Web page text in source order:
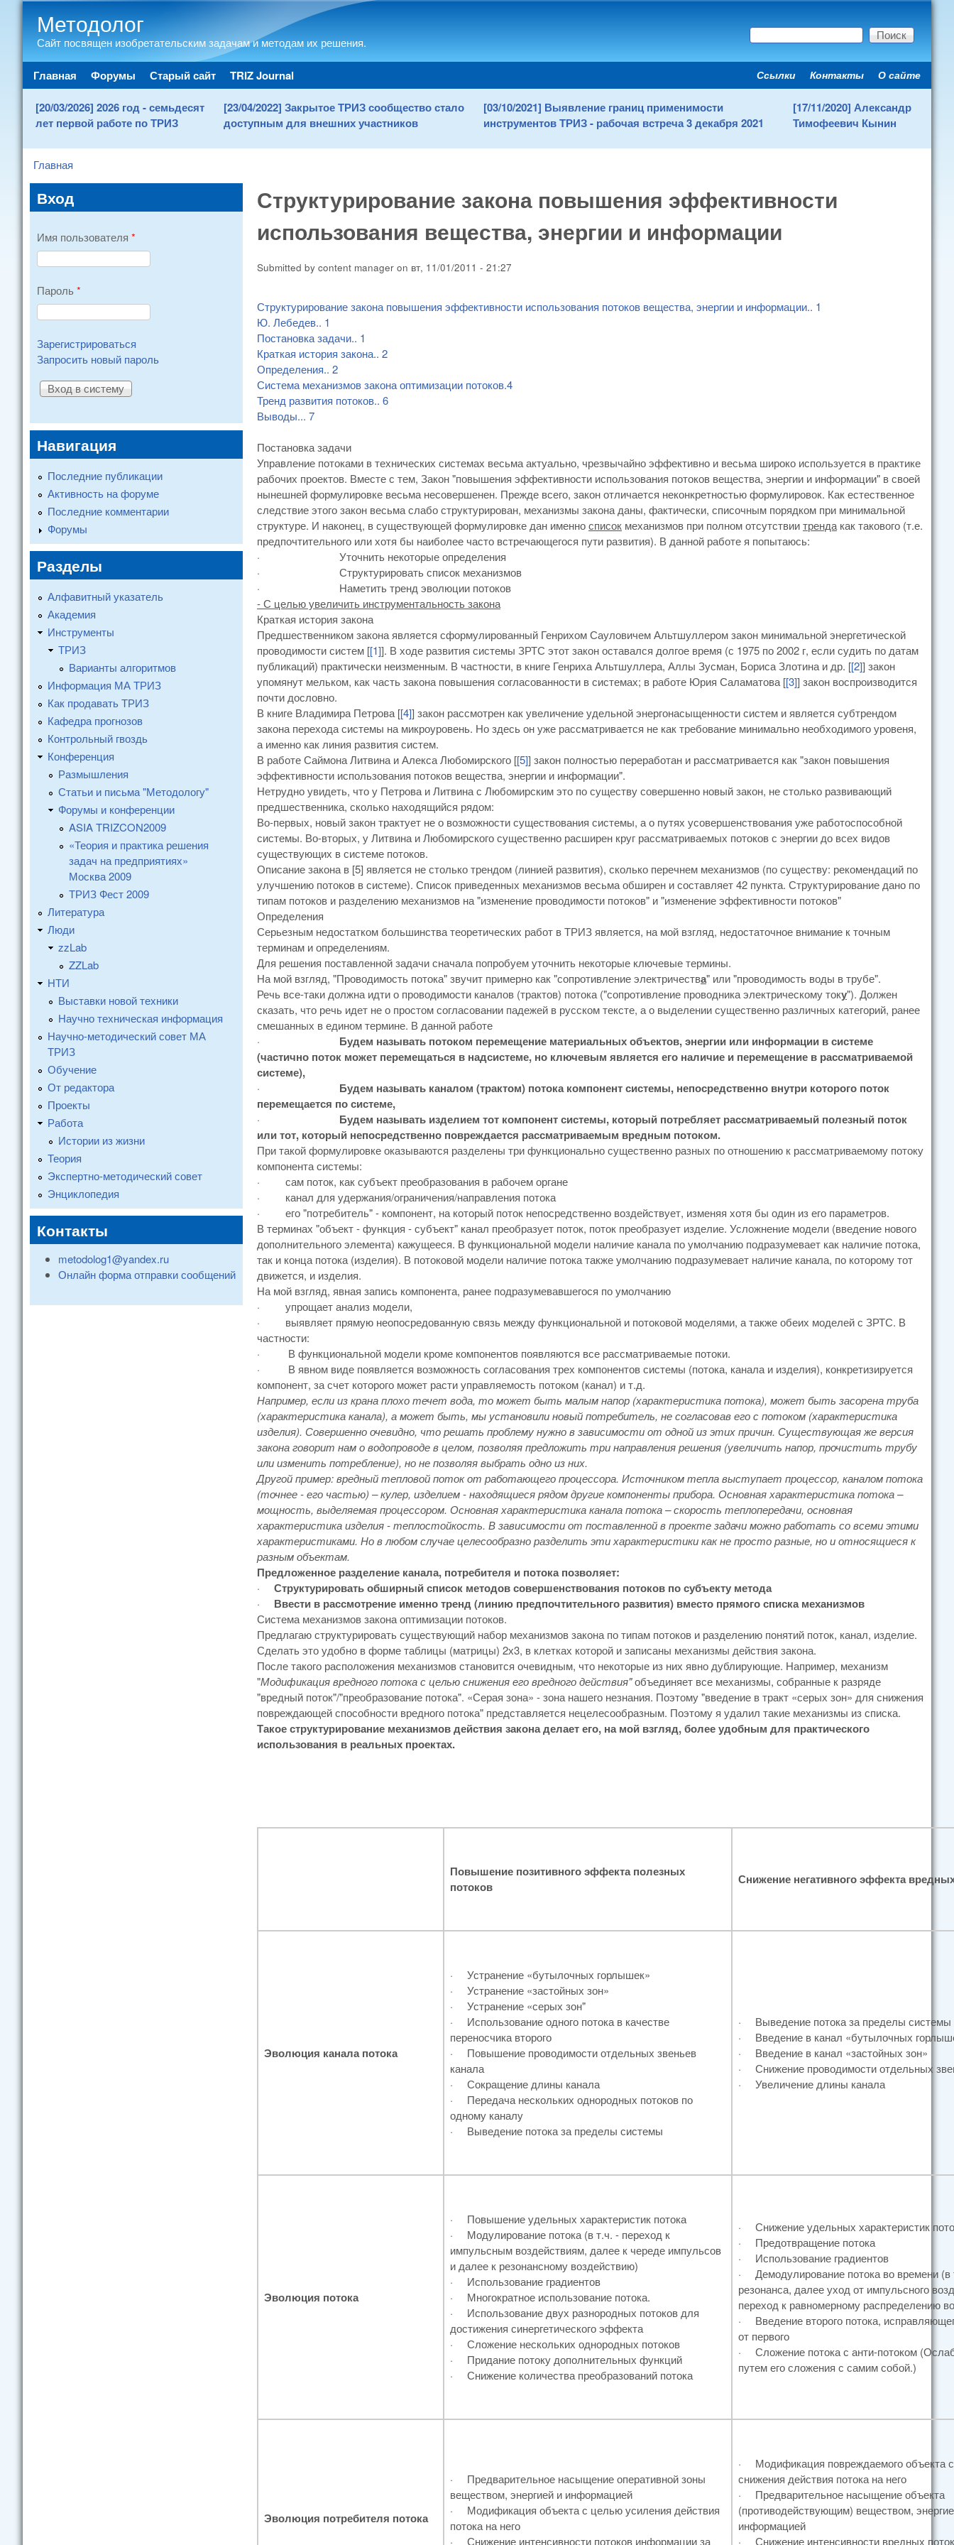
Методолог
Сайт посвящен изобретательским задачам и методам их решения. Форма поиска
Поиск
Main menu
Главная Форумы Старый сайт TRIZ Journal Secondary menu
Ссылки Контакты О сайте
[20/03/2026] 2026 год - семьдесят
лет первой работе по ТРИЗ
[23/04/2022] Закрытое ТРИЗ сообщество стало
доступным для внешних участников
[03/10/2021] Выявление границ применимости
инструментов ТРИЗ - рабочая встреча 3 декабря 2021
[17/11/2020] Александр
Тимофеевич Кынин
You are here
Главная
Структурирование закона повышения эффективности
использования вещества, энергии и информации
Submitted by content manager on вт, 11/01/2011 - 21:27
Структурирование закона повышения эффективности использования потоков вещества, энергии и информации.. 1
Ю. Лебедев.. 1
Постановка задачи.. 1
Краткая история закона.. 2
Определения.. 2
Система механизмов закона оптимизации потоков.4
Тренд развития потоков.. 6
Выводы... 7
Постановка задачи
Управление потоками в технических системах весьма актуально, чрезвычайно эффективно и весьма широко используется в практике
рабочих проектов. Вместе с тем, Закон "повышения эффективности использования потоков вещества, энергии и информации" в своей
нынешней формулировке весьма несовершенен. Прежде всего, закон отличается неконкретностью формулировок. Как естественное
следствие этого закон весьма слабо структурирован, механизмы закона даны, фактически, списочным порядком при минимальной
структуре. И наконец, в существующей формулировке дан именносписок механизмов при полном отсутствиитренда как такового (т.е.
предпочтительного или хотя бы наиболее часто встречающегося пути развития). В данной работе я попытаюсь:
·
Уточнить некоторые определения
·
Структурировать список механизмов
·
Наметить тренд эволюции потоков
- С целью увеличить инструментальность закона
Краткая история закона
Предшественником закона является сформулированный Генрихом Сауловичем Альтшуллером закон минимальной энергетической
проводимости систем [[1]]. В ходе развития системы ЗРТС этот закон оставался долгое время (с 1975 по 2002 г, если судить по датам
публикаций) практически неизменным. В частности, в книге Генриха Альтшуллера, Аллы Зусман, Бориса Злотина и др. [[2]] закон
упомянут мельком, как часть закона повышения согласованности в системах; в работе Юрия Саламатова [[3]] закон воспроизводится
почти дословно.
В книге Владимира Петрова [[4]] закон рассмотрен как увеличение удельной энергонасыщенности систем и является субтрендом
закона перехода системы на микроуровень. Но здесь он уже рассматривается не как требование минимально необходимого уровеня,
а именно как линия развития систем.
В работе Саймона Литвина и Алекса Любомирского [[5]] закон полностью переработан и рассматривается как "закон повышения
эффективности использования потоков вещества, энергии и информации".
Нетрудно увидеть, что у Петрова и Литвина с Любомирским это по существу совершенно новый закон, не столько развивающий
предшественника, сколько находящийся рядом:
Во-первых, новый закон трактует не о возможности существования системы, а о путях усовершенствования уже работоспособной
системы. Во-вторых, у Литвина и Любомирского существенно расширен круг рассматриваемых потоков с энергии до всех видов
существующих в системе потоков.
Описание закона в [5] является не столько трендом (линией развития), сколько перечнем механизмов (по существу: рекомендаций по
улучшению потоков в системе). Список приведенных механизмов весьма обширен и составляет 42 пункта. Структурирование дано по
типам потоков и разделению механизмов на "изменение проводимости потоков" и "изменение эффективности потоков"
Определения
Серьезным недостатком большинства теоретических работ в ТРИЗ является, на мой взгляд, недостаточное внимание к точным
терминам и определениям.
Для решения поставленной задачи сначала попробуем уточнить некоторые ключевые термины.
На мой взгляд, "Проводимость потока" звучит примерно как "сопротивление электричества" или "проводимость воды в трубе".
Речь все-таки должна идти о проводимости каналов (трактов) потока ("сопротивление проводника электрическому току"). Должен
сказать, что речь идет не о простом согласовании падежей в русском тексте, а о выделении существенно различных категорий, ранее
смешанных в едином термине. В данной работе
·
Будем называть потоком перемещение материальных объектов, энергии или информации в системе
(частично поток может перемещаться в надсистеме, но ключевым является его наличие и перемещение в рассматриваемой
системе),
·
Будем называть каналом (трактом) потока компонент системы, непосредственно внутри которого поток
перемещается по системе,
·
Будем называть изделием тот компонент системы, который потребляет рассматриваемый полезный поток
или тот, который непосредственно повреждается рассматриваемым вредным потоком.
При такой формулировке оказываются разделены три функционально существенно разных по отношению к рассматриваемому потоку
компонента системы:
·
сам поток, как субъект преобразования в рабочем органе
·
канал для удержания/ограничения/направления потока
·
его "потребитель" - компонент, на который поток непосредственно воздействует, изменяя хотя бы один из его параметров.
В терминах "объект - функция - субъект" канал преобразует поток, поток преобразует изделие. Усложнение модели (введение нового
дополнительного элемента) кажущееся. В функциональной модели наличие канала по умолчанию подразумевает как наличие потока,
так и конца потока (изделия). В потоковой модели наличие потока также умолчанию подразумевает наличие канала, по которому тот
движется, и изделия.
На мой взгляд, явная запись компонента, ранее подразумевавшегося по умолчанию
·
упрощает анализ модели,
·
выявляет прямую неопосредованную связь между функциональной и потоковой моделями, а также обеих моделей с ЗРТС. В
частности:
·
В функциональной модели кроме компонентов появляются все рассматриваемые потоки.
·
В явном виде появляется возможность согласования трех компонентов системы (потока, канала и изделия), конкретизируется
компонент, за счет которого может расти управляемость потоком (канал) и т.д.
Например, если из крана плохо течет вода, то может быть малым напор (характеристика потока), может быть засорена труба
(характеристика канала), а может быть, мы установили новый потребитель, не согласовав его с потоком (характеристика
изделия). Совершенно очевидно, что решать проблему нужно в зависимости от одной из этих причин. Существующая же версия
закона говорит нам о водопроводе в целом, позволяя предложить три направления решения (увеличить напор, прочистить трубу
или изменить потребление), но не позволяя выбрать одно из них.
Другой пример: вредный тепловой поток от работающего процессора. Источником тепла выступает процессор, каналом потока
(точнее - его частью) – кулер, изделием - находящиеся рядом другие компоненты прибора. Основная характеристика потока –
мощность, выделяемая процессором. Основная характеристика канала потока – скорость теплопередачи, основная
характеристика изделия - теплостойкость. В зависимости от поставленной в проекте задачи можно работать со всеми этими
характеристиками. Но в любом случае целесообразно разделить эти характеристики как не просто разные, но и относящиеся к
разным объектам.
Предложенное разделение канала, потребителя и потока позволяет:
· Структурировать обширный список методов совершенствования потоков по субъекту метода
· Ввести в рассмотрение именно тренд (линию предпочтительного развития) вместо прямого списка механизмов
Система механизмов закона оптимизации потоков.
Предлагаю структурировать существующий набор механизмов закона по типам потоков и разделению понятий поток, канал, изделие.
Сделать это удобно в форме таблицы (матрицы) 2х3, в клетках которой и записаны механизмы действия закона.
После такого расположения механизмов становится очевидным, что некоторые из них явно дублирующие. Например, механизм
"Модификация вредного потока с целью снижения его вредного действия"объединяет все механизмы, собранные к разряде
"вредный поток"/"преобразование потока". «Серая зона» - зона нашего незнания. Поэтому "введение в тракт «серых зон» для снижения
повреждающей способности вредного потока" представляется нецелесообразным. Поэтому я удалил такие механизмы из списка.
Такое структурирование механизмов действия закона делает его, на мой взгляд, более удобным для практического
использования в реальных проектах.
Повышение позитивного эффекта полезных
потоков
Снижение негативного эффекта
Эволюция канала потока
·
Устранение «бутылочных горлышек»
·
Устранение «застойных зон»
·
Устранение «серых зон"
·
Использование одного потока в качестве
переносчика второго
·
Повышение проводимости отдельных звеньев
канала
·
Сокращение длины канала
·
Передача нескольких однородных потоков по
одному каналу
·
Выведение потока за пределы системы
·
Выведение потока за пределы системы
·
Введение в канал «бутылочных
·
Введение в канал «застойных зон»
·
Снижение проводимости отдельных
·
Увеличение длины канала
Эволюция потока
·
Повышение удельных характеристик потока
·
Модулирование потока (в т.ч. - переход к
импульсным воздействиям, далее к череде импульсов
и далее к резонансному воздействию)
·
Использование градиентов
·
Многократное использование потока.
·
Использование двух разнородных потоков для
достижения синергетического эффекта
·
Сложение нескольких однородных потоков
·
Придание потоку дополнительных функций
·
Снижение количества преобразований потока
·
Снижение удельных характеристик
·
Предотвращение потока
·
Использование градиентов
·
Демодулирование потока во времени (в
резонанса, далее уход от импульсного
переход к равномерному распределению
·
Введение второго потока,
от первого
·
Сложение потока с анти-потоком
путем его сложения с самим собой.)
Эволюция потребителя потока
·
Предварительное насыщение оперативной зоны
веществом, энергией и информацией
·
Модификация объекта с целью усиления действия
потока на него
·
Снижение интенсивности потоков информации за
·
Модификация повреждаемого объекта
снижения действия потока на него
·
Предварительное насыщение объекта
(противодействующим) веществом,
информацией
·
Снижение интенсивности вредных
Вход
Имя пользователя *
Пароль *
Зарегистрироваться
Запросить новый пароль
Навигация
Последние публикации
Активность на форуме
Последние комментарии
Форумы
Разделы
Алфавитный указатель
Академия
Инструменты
ТРИЗ
Варианты алгоритмов
Информация МА ТРИЗ
Как продавать ТРИЗ
Кафедра прогнозов
Контрольный гвоздь
Конференция
Размышления
Статьи и письма "Методологу"
Форумы и конференции
ASIA TRIZCON2009
«Теория и практика решения
задач на предприятиях»
Москва 2009
ТРИЗ Фест 2009
Литература
Люди
zzLab
ZZLab
НТИ
Выставки новой техники
Научно техническая информация
Научно-методический совет МА
ТРИЗ
Обучение
От редактора
Проекты
Работа
Истории из жизни
Теория
Экспертно-методический совет
Энциклопедия
Контакты
metodolog1@yandex.ru
Онлайн форма отправки сообщений